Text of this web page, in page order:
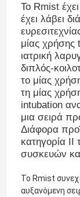
Όλες οι
Ζητήστε
ET
Λαρυγγικός
Το Rmist
έχει λάβει
μίας χρήσης
ιατρική
διπλός-
το μίας
τη μίας
intubation
μια σειρά
Διάφορα
κατηγορία
συσκευών
Το Rmist
αυξανόμενη